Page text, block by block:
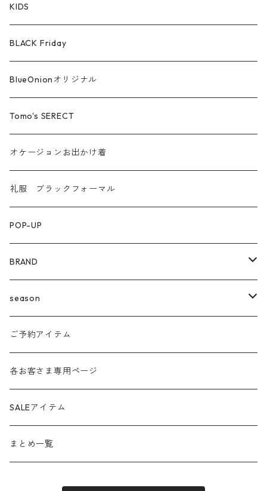
シルケットコットン
ファー ムートン
汗染み防止
KIDS
BLACK Friday
BlueOnionオリジナル
Tomo's SERECT
オケージョンお出かけ着
礼服 ブラックフォーマル
POP-UP
BRAND
agnost
amo
anana
ante aciem
any
season
24ss
24aw
25ss
25aw
ご予約アイテム
各お客さま専用ページ
SALEアイテム
まとめ一覧